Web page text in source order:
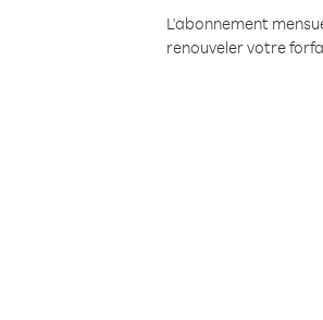
L'abonnement
renouveler votre